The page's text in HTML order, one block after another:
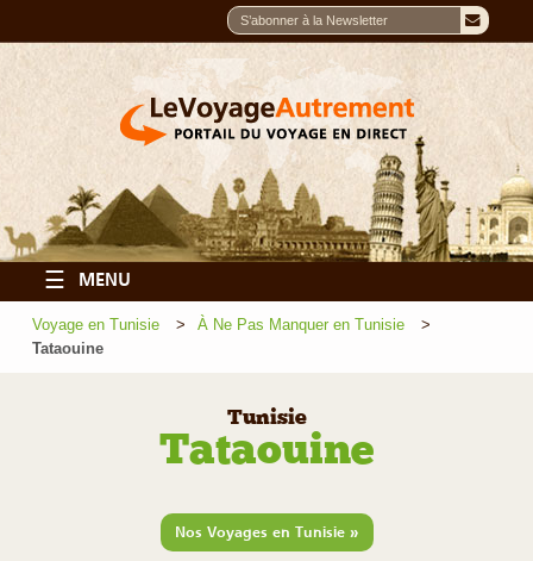
☰ MENU
Voyage en Tunisie
À Ne Pas Manquer en Tunisie
Tataouine
Tunisie
Tataouine
Nos Voyages en Tunisie »